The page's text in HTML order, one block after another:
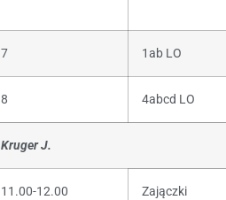
7 1ab LO
8 4abcd LO
Kruger J.
11.00-12.00 Zajączki